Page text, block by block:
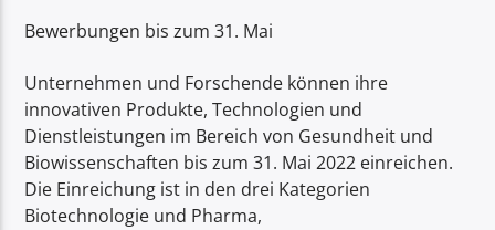
Bewerbungen bis zum 31. Mai
Unternehmen und Forschende können ihre
innovativen Produkte, Technologien und
Dienstleistungen im Bereich von Gesundheit und
Biowissenschaften bis zum 31. Mai 2022 einreichen.
Die Einreichung ist in den drei Kategorien
Biotechnologie und Pharma,